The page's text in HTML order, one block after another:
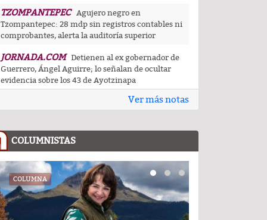
TZOMPANTEPEC Agujero negro en
Tzompantepec: 28 mdp sin registros contables ni
comprobantes, alerta la auditoría superior
JORNADA.COM Detienen al ex gobernador de
Guerrero, Ángel Aguirre; lo señalan de ocultar
evidencia sobre los 43 de Ayotzinapa
EU sanciona al ministro de
HUAMANTLA
internacional del arte efímero
HUAMANTLA
Huamantla exhorta a adquirir
boletos únicamente en canales oficiales para
evitar fraudes
Ver más notas
COLUMNISTAS
COLUMNA